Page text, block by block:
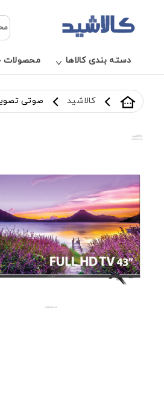
دسته بندی کالاها محصولات
کالاشید صوتی